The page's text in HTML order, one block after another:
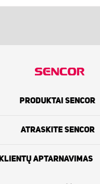
PRODUKTAI SENCOR
ATRASKITE SENCOR
KLIENTŲ APTARNAVIMAS